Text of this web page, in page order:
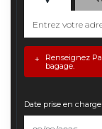
Renseignez
bagage.
+
Date prise en charge